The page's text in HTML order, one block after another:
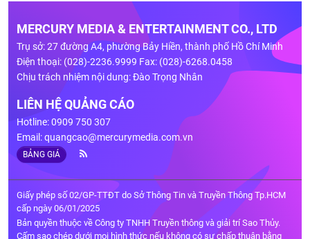
MERCURY MEDIA & ENTERTAINMENT CO., LTD
Trụ sở: 27 đường A4, phường Bảy Hiền, thành phố Hồ Chí Minh
Điện thoại: (028)-2236.9999 Fax: (028)-6268.0458
Chịu trách nhiệm nội dung: Đào Trọng Nhân
LIÊN HỆ QUẢNG CÁO
Hotline: 0909 750 307
Email:quangcao@mercurymedia.com.vn
BẢNG GIÁ
Giấy phép số 02/GP-TTĐT do Sở Thông Tin và Truyền Thông Tp.HCM
cấp ngày 06/01/2025
Bản quyền thuộc về Công ty TNHH Truyền thông và giải trí Sao Thủy.
Cấm sao chép dưới mọi hình thức nếu không có sự chấp thuận bằng